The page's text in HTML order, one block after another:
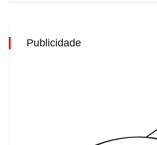
Publicidade